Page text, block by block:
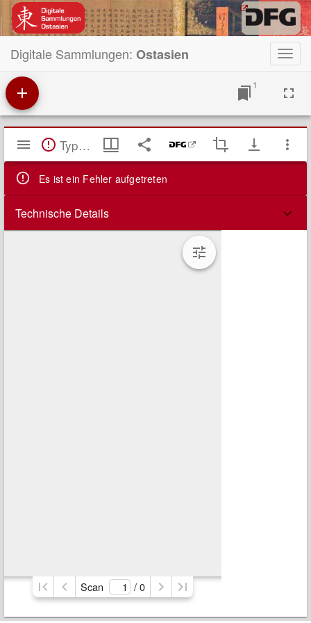
Digitale Sammlungen: Ostasien
1
Mirador
Viewer TypeError: Failed to fetch
Es ist ein Fehler aufgetreten
Technische Details
Scan / 0